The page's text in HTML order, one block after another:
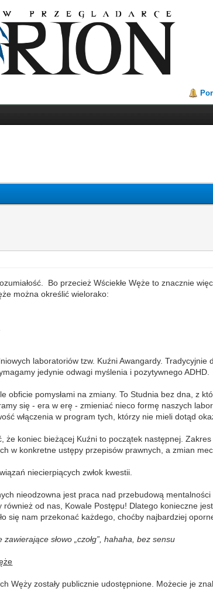
Bo przecież Wściekłe Węże to znacznie
można określić wielorako:
laboratoriów tzw. Kuźni Awangardy.
jedynie odwagi myślenia i pozytywnego ADHD.
obficie pomysłami na zmiany. To Studnia bez dna, z
się - era w erę - zmieniać nieco formę naszych
włączenia w program tych, którzy nie mieli dotąd
koniec bieżącej Kuźni to początek następnej.
w konkretne ustępy przepisów prawnych, a zmian
niecierpiących zwłok kwestii.
nieodzowna jest praca nad przebudową
od nas, Kowale Postępu! Dlatego konieczne
się nam przekonać każdego, choćby najbardziej
słowo „czołg”, hahaha, bez sensu
Węży zostały publicznie udostępnione. Możecie je